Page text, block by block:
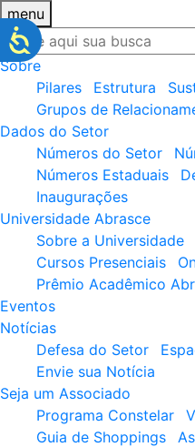
menu
Sobre
Pilares
Estrutura
Grupos de
Dados do Setor
Números do Setor
Números Estaduais
Inaugurações
Universidade Abrasce
Sobre a Universidade
Cursos Presenciais
Prêmio Acadêmico
Eventos
Notícias
Defesa do Setor
Envie sua Notícia
Seja um Associado
Programa Constelar
Guia de Shoppings